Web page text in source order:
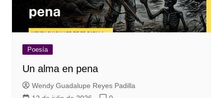
Poesía
Un alma en pena
Wendy Guadalupe Reyes Padilla